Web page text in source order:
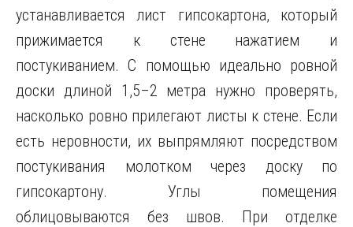
устанавливается лист гипсокартона, который
прижимается к стене нажатием и
постукиванием. С помощью идеально ровной
доски длиной 1,5–2 метра нужно проверять,
насколько ровно прилегают листы к стене. Если
есть неровности, их выпрямляют посредством
постукивания молотком через доску по
гипсокартону. Углы помещения
облицовываются без швов. При отделке